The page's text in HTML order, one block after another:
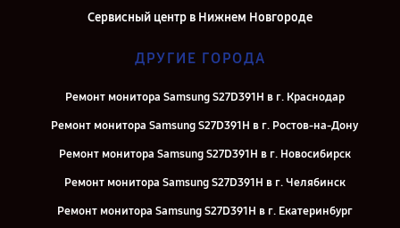
Сервисный центр в Нижнем Новгороде
ДРУГИЕ ГОРОДА
Ремонт монитора Samsung S27D391H в г. Краснодар
Ремонт монитора Samsung S27D391H в г. Ростов-на-Дону
Ремонт монитора Samsung S27D391H в г. Новосибирск
Ремонт монитора Samsung S27D391H в г. Челябинск
Ремонт монитора Samsung S27D391H в г. Екатеринбург